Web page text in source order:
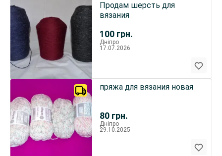
100 грн.
Продам шерсть для
вязания
Дніпро
17.07.2026
80 грн.
пряжа для вязания новая
Дніпро
29.10.2025